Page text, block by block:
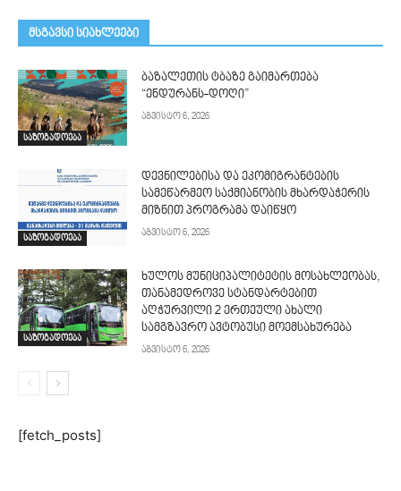
მსგავსი სიახლეები
საზოგადოება
ბაზალეთის ტბაზე გაიმართება
“ენდურანს-დოღი”
აგვისტო 6, 2026
საზოგადოება
დევნილებისა და ეკომიგრანტების
სამეწარმეო საქმიანობის მხარდაჭერის
მიზნით პროგრამა დაიწყო
აგვისტო 6, 2026
საზოგადოება
ხულოს მუნიციპალიტეტის მოსახლეობას,
თანამედროვე სტანდარტებით
აღჭურვილი 2 ერთეული ახალი
სამგზავრო ავტობუსი მოემსახურება
აგვისტო 6, 2026
[fetch_posts]